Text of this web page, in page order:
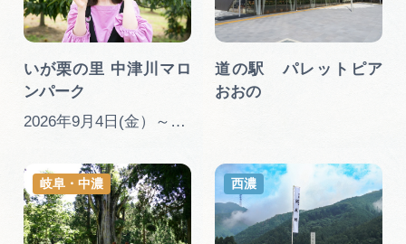
いが栗の里 中津川マロ
ンパーク
2026年9月4日(金）～10月7日(…
道の駅 パレットピア
おおの
岐阜・中濃 西濃